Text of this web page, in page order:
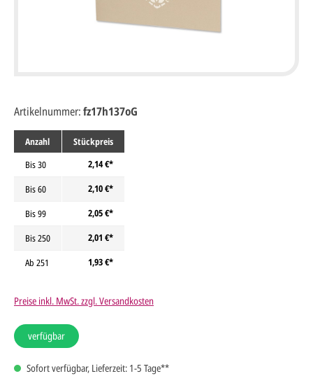
Anzahl
Stückpreis
Bis30
2,14 €*
Bis60
2,10 €*
Bis99
2,05 €*
Bis250
2,01 €*
Ab 251 1,93 €*
Preise inkl. MwSt. zzgl. Versandkosten
verfügbar
Sofort verfügbar, Lieferzeit: 1-5 Tage**
Artikelnummer:fz17h137oG